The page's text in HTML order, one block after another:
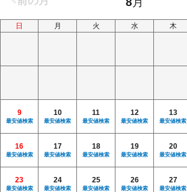
日 月 火 水 木
9
最安値検索
10
最安値検索
11
最安値検索
12
最安値検索
13
最安値検索
16
最安値検索
17
最安値検索
18
最安値検索
19
最安値検索
20
最安値検索
23
最安値検索
24
最安値検索
25
最安値検索
26
最安値検索
27
最安値検索